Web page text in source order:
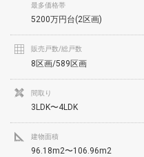
最多価格帯
5200万円台(2区画)
販売戸数/総戸数
8区画/589区画
間取り
3LDK〜4LDK
建物面積
96.18m2〜106.96m2